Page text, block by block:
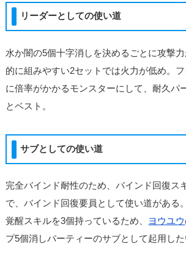
リーダーとしての使い道
水か闇の5個十字消しを決めるごとに攻撃
的に組みやすい2セットでは火力が低め。
に倍率がかかるモンスターにして、耐久パ
とベスト。
サブとしての使い道
完全バインド耐性のため、バインド回復ス
で、バインド回復要員として使い道がある
覚醒スキルを3個持っているため、 ヨウユウ
プ5個消しパーティーのサブとして起用した